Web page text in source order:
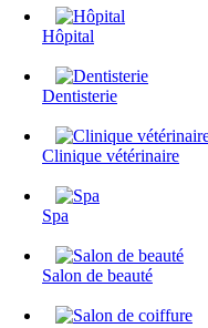
Hôpital
Dentisterie
Clinique vétérinaire
Spa
Salon de beauté